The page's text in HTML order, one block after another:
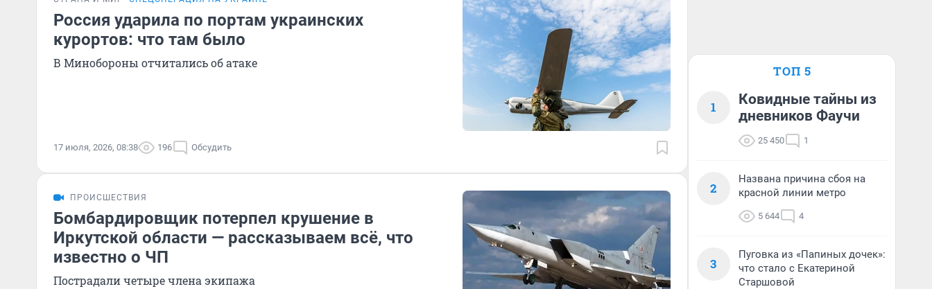
Россия ударила по портам украинских
курортов: что там было
В Минобороны отчитались об атаке
17 июля, 2026, 08:38 196 Обсудить
ПРОИСШЕСТВИЯ
Бомбардировщик потерпел крушение в
Иркутской области — рассказываем всё, что
известно о ЧП
Пострадали четыре члена экипажа
ТОП 5
1
Ковидные тайны из
дневников Фаучи
25 450 1
2
Названа причина сбоя на
красной линии метро
5 644 4
3
Пуговка из «Папиных дочек»:
что стало с Екатериной
Старшовой